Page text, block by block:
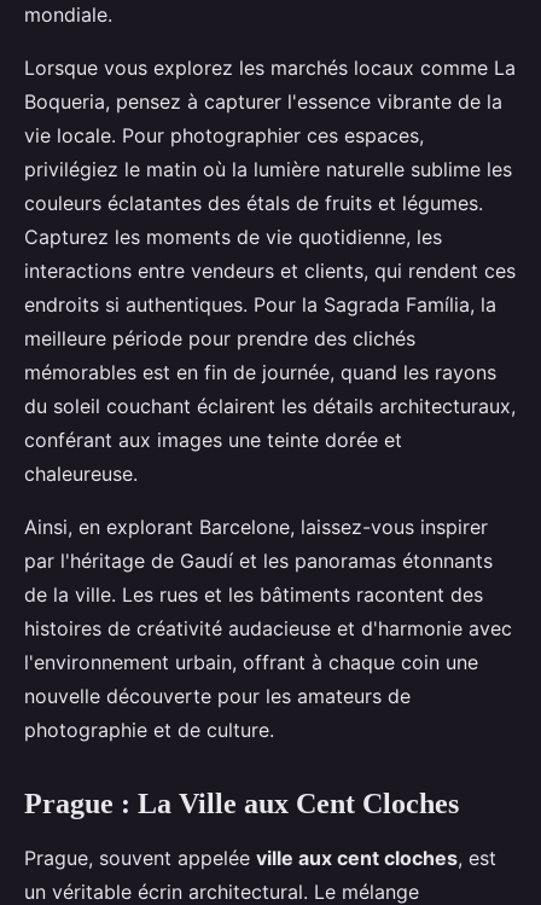
mondiale.
Lorsque vous explorez les marchés locaux comme La
Boqueria, pensez à capturer l'essence vibrante de la
vie locale. Pour photographier ces espaces,
privilégiez le matin où la lumière naturelle sublime les
couleurs éclatantes des étals de fruits et légumes.
Capturez les moments de vie quotidienne, les
interactions entre vendeurs et clients, qui rendent ces
endroits si authentiques. Pour la Sagrada Família, la
meilleure période pour prendre des clichés
mémorables est en fin de journée, quand les rayons
du soleil couchant éclairent les détails architecturaux,
conférant aux images une teinte dorée et
chaleureuse.
Ainsi, en explorant Barcelone, laissez-vous inspirer
par l'héritage de Gaudí et les panoramas étonnants
de la ville. Les rues et les bâtiments racontent des
histoires de créativité audacieuse et d'harmonie avec
l'environnement urbain, offrant à chaque coin une
nouvelle découverte pour les amateurs de
photographie et de culture.
Prague : La Ville aux Cent Cloches
Prague, souvent appelée ville aux cent cloches, est
un véritable écrin architectural. Le mélange